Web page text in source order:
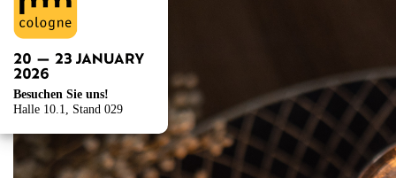
Besuchen Sie uns!
Halle 10.1, Stand 029